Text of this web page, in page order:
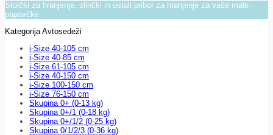
Stolčki za hranjenje, slinčki in ostali pribor za hranjenje za vaše male
papavčke.
Kategorija Avtosedeži
i-Size 40-105 cm
i-Size 40-85 cm
i-Size 61-105 cm
i-Size 40-150 cm
i-Size 100-150 cm
i-Size 76-150 cm
Skupina 0+ (0-13 kg)
Skupina 0+/1 (0-18 kg)
Skupina 0+/1/2 (0-25 kg)
Skupina 0/1/2/3 (0-36 kg)